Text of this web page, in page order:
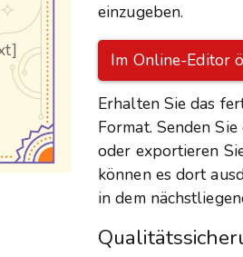
einzugeben.
Im Online-Editor
Erhalten Sie das
Format. Senden
oder exportieren
können es dort
in dem